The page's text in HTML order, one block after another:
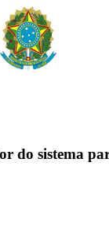
do sistema